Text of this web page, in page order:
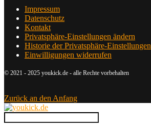
Impressum
Datenschutz
Kontakt
Privatsphäre-Einstellungen ändern
Historie der Privatsphäre-Einstellungen
Einwilligungen widerrufen
© 2021 - 2025 youkick.de - alle Rechte vorbehalten
Zurück an den Anfang